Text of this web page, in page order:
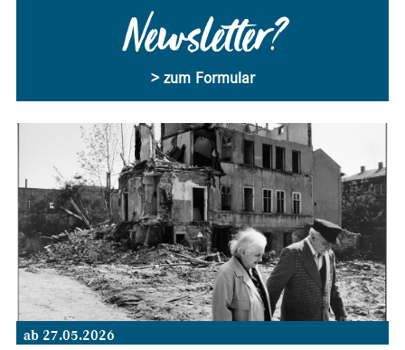
Newsletter?
> zum Formular
ab 27.05.2026